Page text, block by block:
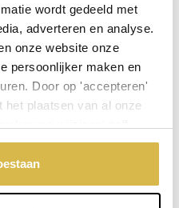
wordt gedeeld met
adverteren en analyse.
onze website onze
persoonlijker maken en
Door op 'accepteren'
plaatsen van al onze
akkoord krijgen. En door te
cookies
voor meer
warme en tijdloze uitstraling!